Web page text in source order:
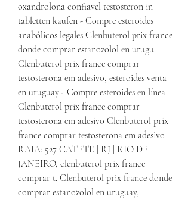
oxandrolona confiavel testosteron in
tabletten kaufen - Compre esteroides
anabólicos legales Clenbuterol prix france
donde comprar estanozolol en urugu.
Clenbuterol prix france comprar
testosterona em adesivo, esteroides venta
en uruguay - Compre esteroides en línea
Clenbuterol prix france comprar
testosterona em adesivo Clenbuterol prix
france comprar testosterona em adesivo
RAIA: 527 CATETE | RJ | RIO DE
JANEIRO, clenbuterol prix france
comprar t. Clenbuterol prix france donde
comprar estanozolol en uruguay,